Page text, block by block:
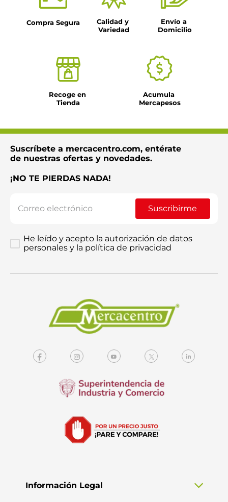
Compra Segura
Calidad y
Variedad
Envío a
Domicilio
Recoge en
Tienda
Acumula
Mercapesos
Suscríbete a mercacentro.com, entérate
de nuestras ofertas y novedades.
¡NO TE PIERDAS NADA!
Suscribirme
He leído y acepto la autorización de datos
personales y la política de privacidad
Información Legal